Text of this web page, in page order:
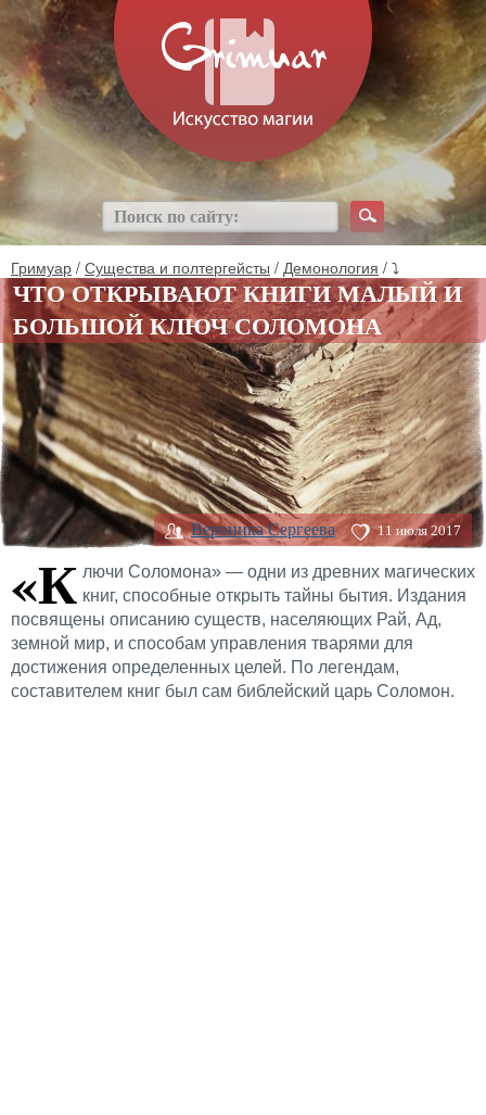
Гримуар / Существа и полтергейсты / Демонология / ⤵
ЧТО ОТКРЫВАЮТ КНИГИ МАЛЫЙ И
БОЛЬШОЙ КЛЮЧ СОЛОМОНА
Вероника Сергеева 11 июля 2017
«К лючи Соломона» — одни из древних магических
книг, способные открыть тайны бытия. Издания
посвящены описанию существ, населяющих Рай, Ад,
земной мир, и способам управления тварями для
достижения определенных целей. По легендам,
составителем книг был сам библейский царь Соломон.